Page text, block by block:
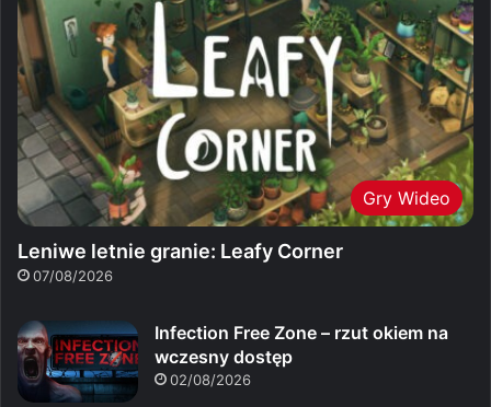
Gry Wideo
Leniwe letnie granie: Leafy Corner
07/08/2026
Infection Free Zone – rzut okiem na
wczesny dostęp
02/08/2026